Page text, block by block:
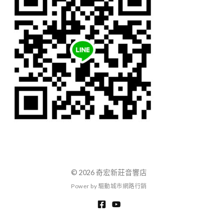
© 2026 奇宏新莊音響店
Power by 驅動城市網路行銷